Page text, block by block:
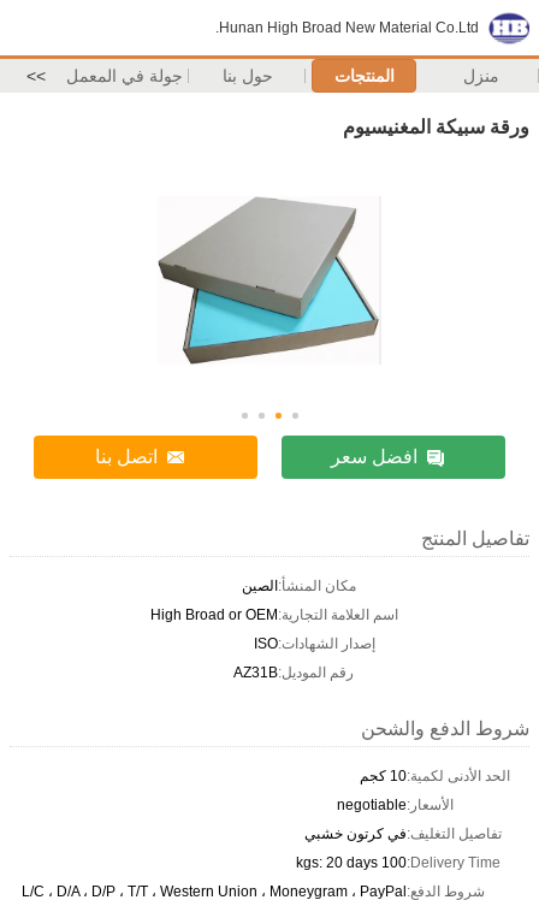
Hunan High Broad New Material Co.Ltd.
منزل المنتجات حول بنا جولة في المعمل >>
ورقة سبيكة المغنيسيوم
افضل سعر اتصل بنا
تفاصيل المنتج
مكان المنشأ:الصين
اسم العلامة التجارية:High Broad or OEM
إصدار الشهادات:ISO
رقم الموديل:AZ31B
شروط الدفع والشحن
الحد الأدنى لكمية:10 كجم
الأسعار:negotiable
تفاصيل التغليف:في كرتون خشبي
Delivery Time:
100 kgs: 20 days
شروط الدفع:L/C ، D/A ، D/P ، T/T ، Western Union ، Moneygram ، PayPal